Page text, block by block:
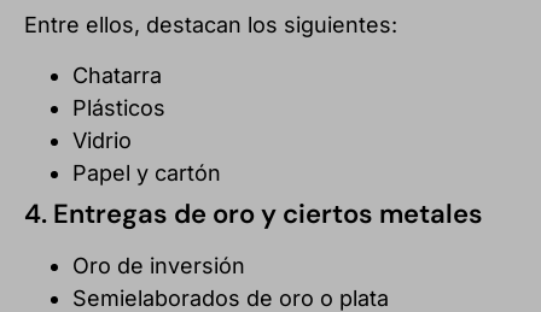
Entre ellos, destacan los siguientes:
Chatarra
Plásticos
Vidrio
Papel y cartón
4. Entregas de oro y ciertos metales
Oro de inversión
Semielaborados de oro o plata